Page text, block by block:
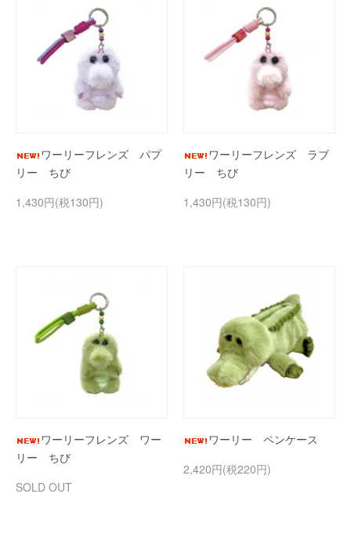
ワーリーフレンズ パプ
リー ちび
1,430円(税130円)
ワーリーフレンズ ラブ
リー ちび
1,430円(税130円)
ワーリーフレンズ ワー
リー ちび
SOLD OUT
ワーリー ペンケース
2,420円(税220円)